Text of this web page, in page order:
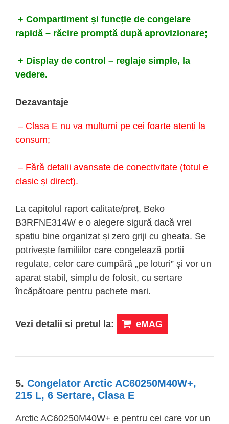
+ Compartiment și funcție de congelare
rapidă – răcire promptă după aprovizionare;
+ Display de control – reglaje simple, la
vedere.
Dezavantaje
– Clasa E nu va mulțumi pe cei foarte atenți la
consum;
– Fără detalii avansate de conectivitate (totul e
clasic și direct).
La capitolul raport calitate/preț, Beko
B3RFNE314W e o alegere sigură dacă vrei
spațiu bine organizat și zero griji cu gheața. Se
potrivește familiilor care congelează porții
regulate, celor care cumpără „pe loturi” și vor un
aparat stabil, simplu de folosit, cu sertare
încăpătoare pentru pachete mari.
Vezi detalii si pretul la: eMAG
5. Congelator Arctic AC60250M40W+,
215 L, 6 Sertare, Clasa E
Arctic AC60250M40W+ e pentru cei care vor un